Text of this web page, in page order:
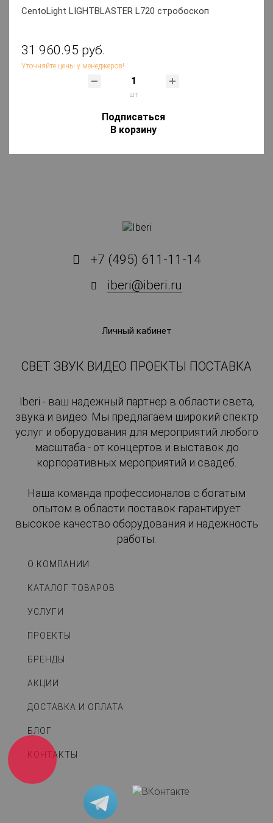
CentoLight LIGHTBLASTER L720 стробоскоп
31 960.95 руб.
Уточняйте цены у менеджеров!
шт
Подписаться
В корзину
+7 (495) 611-11-14
iberi@iberi.ru
Личный кабинет
СВЕТ ЗВУК ВИДЕО ПРОЕКТЫ ПОСТАВКА
Iberi - ваш надежный партнер в области света,
звука и видео. Мы предлагаем широкий спектр
услуг и оборудования для мероприятий любого
масштаба - от концертов и выставок до
корпоративных мероприятий и свадеб.
Наша команда профессионалов с богатым
опытом в области поставок гарантирует
высокое качество оборудования и надежность
работы.
О КОМПАНИИ
КАТАЛОГ ТОВАРОВ
УСЛУГИ
ПРОЕКТЫ
БРЕНДЫ
АКЦИИ
ДОСТАВКА И ОПЛАТА
БЛОГ
КОНТАКТЫ